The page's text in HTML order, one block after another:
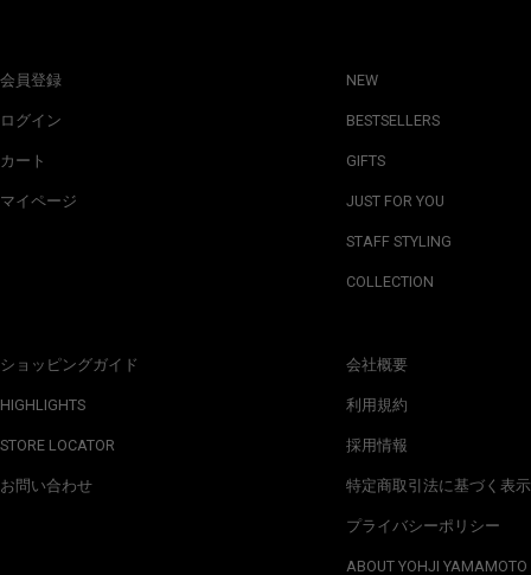
会員登録
ログイン
カート
マイページ
ショッピングガイド
HIGHLIGHTS
STORE LOCATOR
お問い合わせ
NEW
BESTSELLERS
GIFTS
JUST FOR YOU
STAFF STYLING
COLLECTION
会社概要
利用規約
採用情報
特定商取引法に基づく表示
プライバシーポリシー
ABOUT YOHJI YAMAMOTO